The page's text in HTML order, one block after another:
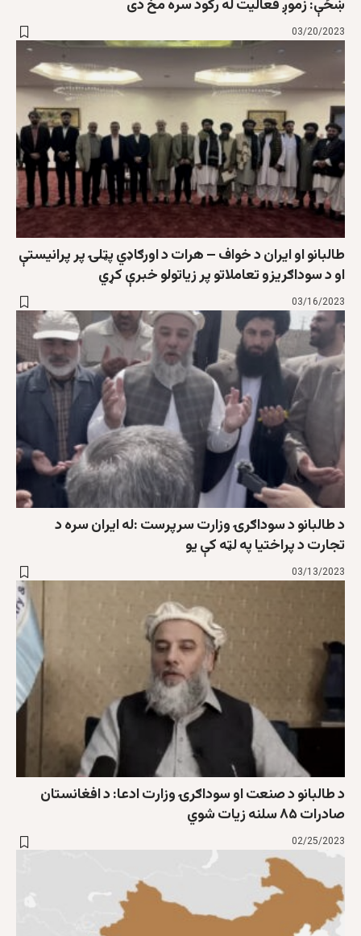
ښځې: زموږ فعاليت له رکود سره مخ دی
03/20/2023
طالبانو او ايران د خواف – هرات د اورګاډي پټلۍ پر پرانيستې
او د سوداګريزو تعاملاتو پر زياتولو خبرې کړي
03/16/2023
د طالبانو د سوداګرۍ وزارت سرپرست :له ايران سره د
تجارت د پراختيا په لټه کې یو
03/13/2023
د طالبانو د صنعت او سوداګرۍ وزارت ادعا: د افغانستان
صادرات ۸۵ سلنه زيات شوي
02/25/2023